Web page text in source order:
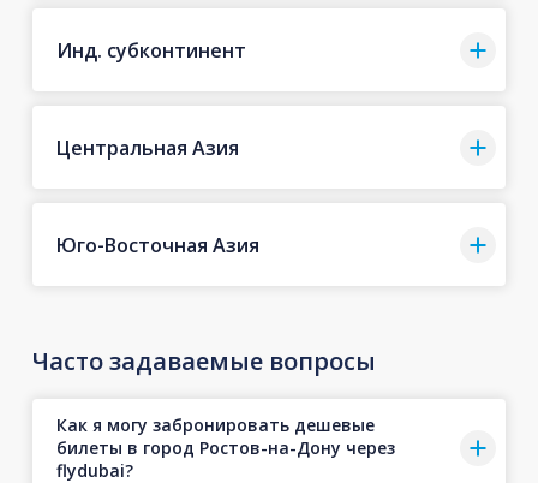
Инд. субконтинент
Центральная Азия
Юго-Восточная Азия
Часто задаваемые вопросы
Как я могу забронировать дешевые
билеты в город Ростов-на-Дону через
flydubai?